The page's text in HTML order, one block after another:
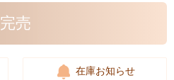
完売
在庫お知らせ